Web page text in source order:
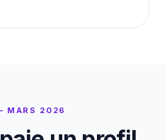
MARS 2026